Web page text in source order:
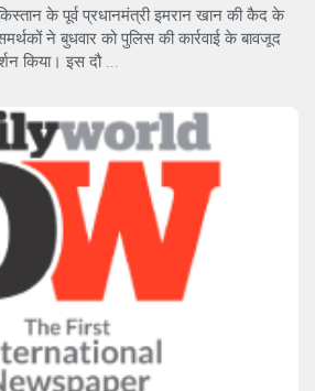
के पूर्व प्रधानमंत्री इमरान खान की कैद के
ने बुधवार को पुलिस की कार्रवाई के बावजूद
किया। इस दौ ...